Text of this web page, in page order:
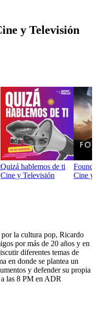
y Televisión
Quizá hablemos de ti
Cine y Televisión
Cine y
la cultura pop, Ricardo
por más de 20 años y en
diferentes temas de
en donde se plantea un
y defender su propia
las 8 PM en ADR